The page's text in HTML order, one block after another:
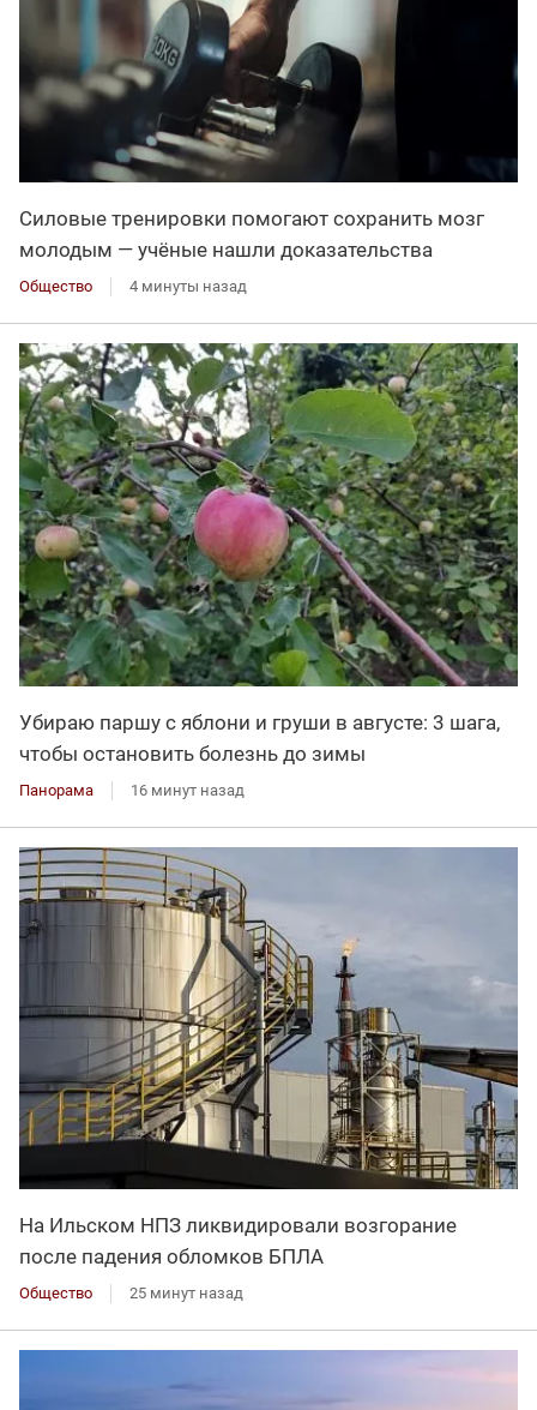
Силовые тренировки помогают сохранить мозг
молодым — учёные нашли доказательства
Общество 4 минуты назад
Убираю паршу с яблони и груши в августе: 3 шага,
чтобы остановить болезнь до зимы
Панорама 16 минут назад
На Ильском НПЗ ликвидировали возгорание
после падения обломков БПЛА
Общество 25 минут назад